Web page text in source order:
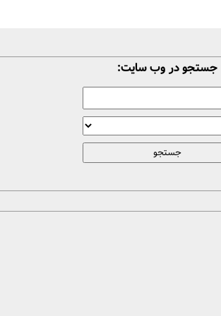
جستجو در وب سایت: